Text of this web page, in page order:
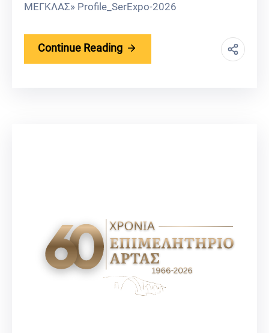
ΜΕΓΚΛΑΣ» Profile_SerExpo-2026
Continue Reading